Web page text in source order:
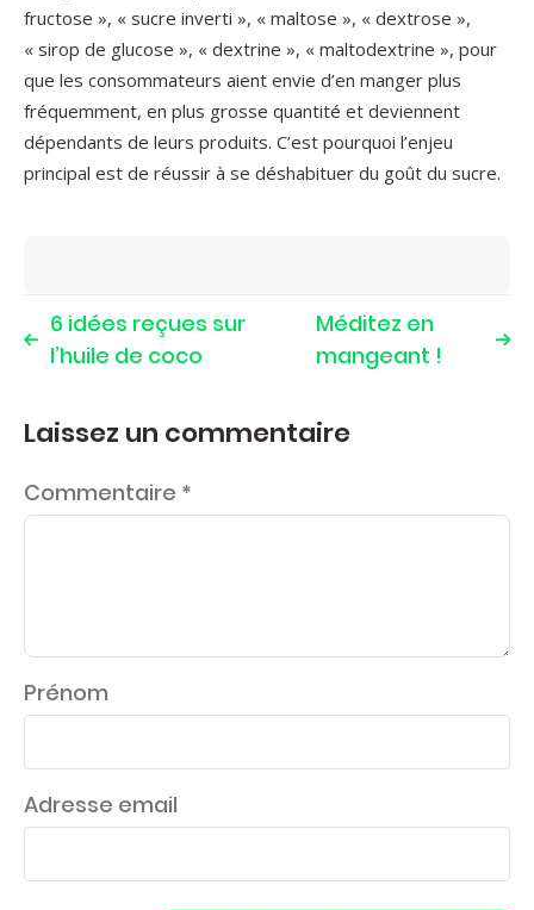
fructose », « sucre inverti », « maltose », « dextrose »,
« sirop de glucose », « dextrine », « maltodextrine », pour
que les consommateurs aient envie d’en manger plus
fréquemment, en plus grosse quantité et deviennent
dépendants de leurs produits. C’est pourquoi l’enjeu
principal est de réussir à se déshabituer du goût du sucre.
6 idées reçues sur
l’huile de coco
Méditez en
mangeant !
Laissez un commentaire
Commentaire *
Prénom
Adresse email